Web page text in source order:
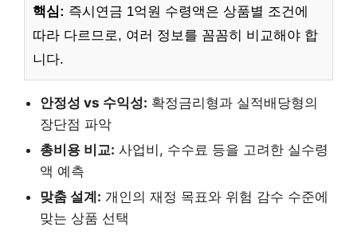
핵심: 즉시연금 1억원 수령액은 상품별 조건에
따라 다르므로, 여러 정보를 꼼꼼히 비교해야 합
니다.
안정성 vs 수익성: 확정금리형과 실적배당형의
장단점 파악
총비용 비교: 사업비, 수수료 등을 고려한 실수령
액 예측
맞춤 설계: 개인의 재정 목표와 위험 감수 수준에
맞는 상품 선택